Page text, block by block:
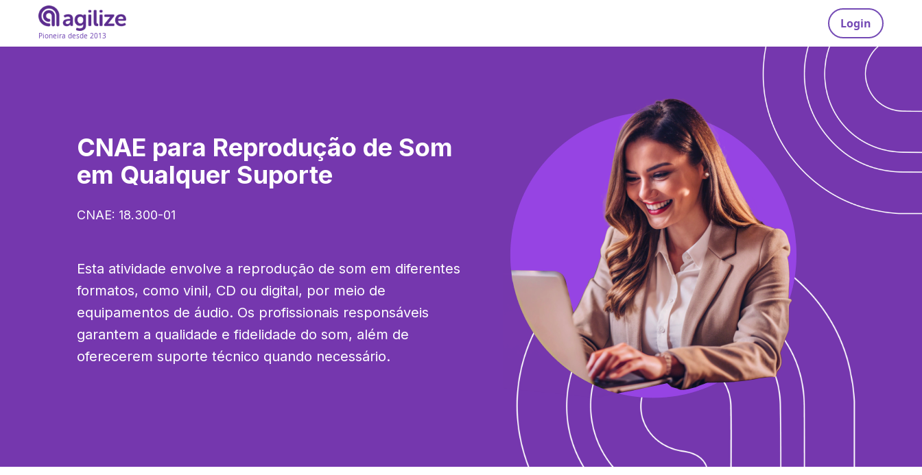
Pioneira desde 2013
Login
CNAE para Reprodução de Som
em Qualquer Suporte
CNAE: 18.300-01
Esta atividade envolve a reprodução de som em diferentes
formatos, como vinil, CD ou digital, por meio de
equipamentos de áudio. Os profissionais responsáveis
garantem a qualidade e fidelidade do som, além de
oferecerem suporte técnico quando necessário.